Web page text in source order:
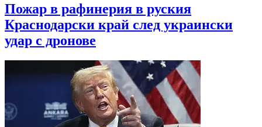
Пожар в рафинерия в руския
Краснодарски край след украински
удар с дронове